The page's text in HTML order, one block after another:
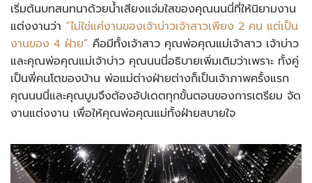
เริ่มต้นบทสนทนาด้วยน้ำเสียงแจ่มใสของคุณนนนี่ที่ให้นิยามงาน
แต่งงานว่า “ไม่ใช่แค่งานของเจ้าบ่าวเจ้าสาวเพียง 2 คน แต่เป็น
งานของ 4 ฝ่าย” คือมีทั้งเจ้าสาว คุณพ่อคุณแม่เจ้าสาว เจ้าบ่าว
และคุณพ่อคุณแม่เจ้าบ่าว คุณนนนี่อธิบายเพิ่มเติมว่าเพราะ ทั้งคู่
เป็นพี่คนโตของบ้าน พ่อแม่ต่างฝ่ายต่างก็เป็นเจ้าภาพครั้งแรก
คุณนนนี่และคุณบูมจึงต้องอัปเดตทุกขั้นตอนของการเตรียม จัด
งานแต่งงาน เพื่อให้คุณพ่อคุณแม่ทั้งฝ่ายสบายใจ